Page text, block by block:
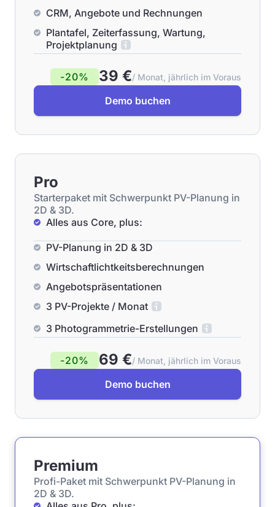
CRM, Angebote und Rechnungen
Plantafel, Zeiterfassung, Wartung,
Projektplanung
-20% 39 €/ Monat, jährlich im Voraus
Demo buchen
Pro
Starterpaket mit Schwerpunkt PV-Planung in
2D & 3D.
Alles aus Core, plus:
PV-Planung in 2D & 3D
Wirtschaftlichtkeitsberechnungen
Angebotspräsentationen
3 PV-Projekte / Monat
3 Photogrammetrie-Erstellungen
-20% 69 €/ Monat, jährlich im Voraus
Demo buchen
Premium
Profi-Paket mit Schwerpunkt PV-Planung in
2D & 3D.